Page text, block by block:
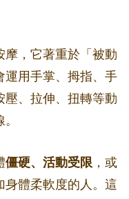
摩，它著重於「被動
運用手掌、拇指、手
壓、拉伸、扭轉等動
僵硬、活動受限 ，或
身體柔軟度的人。這